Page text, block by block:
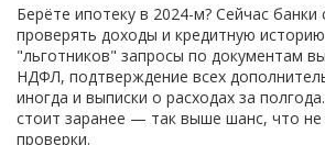
Берёте ипотеку в 2024-м? Сейчас банки
проверять доходы и кредитную
"льготников" запросы по документам
НДФЛ, подтверждение всех
иногда и выписки о расходах за
стоит заранее — так выше шанс, что не
проверки.